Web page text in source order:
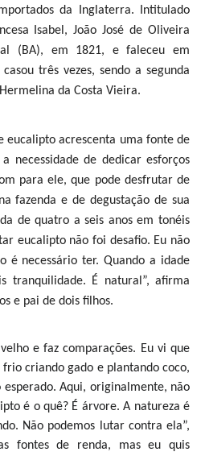
da Inglaterra. Intitulado
Isabel, João José de Oliveira
(BA), em 1821, e faleceu em
três vezes, sendo a segunda
da Costa Vieira.
eucalipto acrescenta uma fonte de
necessidade de dedicar esforços
para ele, que pode desfrutar de
fazenda e de degustação de sua
de quatro a seis anos em tonéis
eucalipto não foi desafio. Eu não
é necessário ter. Quando a idade
tranquilidade. É natural”, afirma
e pai de dois filhos.
e faz comparações. Eu vi que
criando gado e plantando coco,
Aqui, originalmente, não
é o quê? É árvore. A natureza é
Não podemos lutar contra ela”,
fontes de renda, mas eu quis